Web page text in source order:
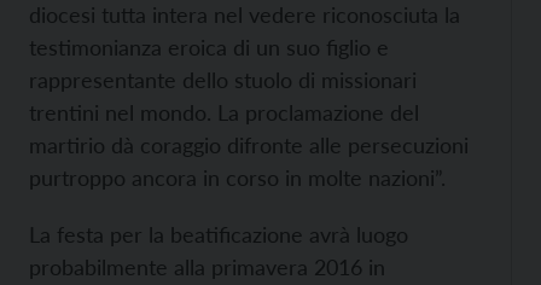
diocesi tutta intera nel vedere riconosciuta la
testimonianza eroica di un suo figlio e
rappresentante dello stuolo di missionari
trentini nel mondo. La proclamazione del
martirio dà coraggio difronte alle persecuzioni
purtroppo ancora in corso in molte nazioni”.
La festa per la beatificazione avrà luogo
probabilmente alla primavera 2016 in